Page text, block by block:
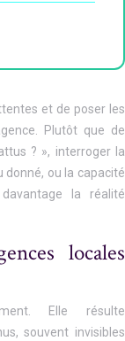
et de poser les
Plutôt que de
? », interroger la
donné, ou la capacité
la réalité
locales
Elle résulte
souvent invisibles